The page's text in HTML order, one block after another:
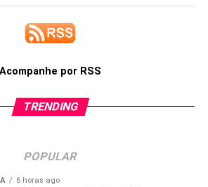
Acompanhe por RSS
TRENDING
POPULAR
6 horas ago